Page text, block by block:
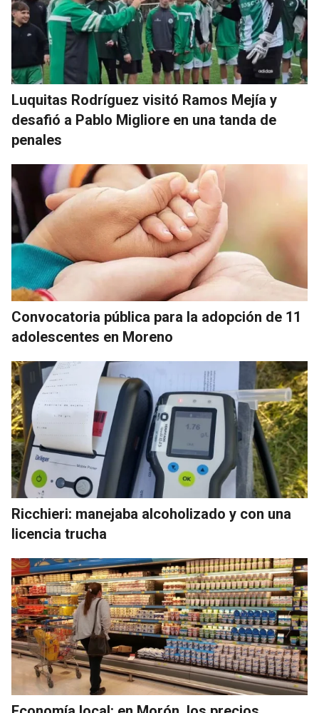
Luquitas Rodríguez visitó Ramos Mejía y
desafió a Pablo Migliore en una tanda de
penales
Convocatoria pública para la adopción de 11
adolescentes en Moreno
Ricchieri: manejaba alcoholizado y con una
licencia trucha